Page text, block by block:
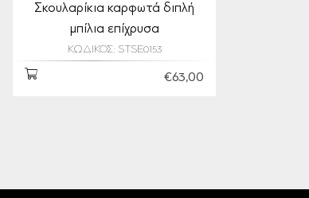
Σκουλαρίκια καρφωτά διπλή
μπίλια επίχρυσα
ΚΩΔΙΚΟΣ: STSE0153
€63,00